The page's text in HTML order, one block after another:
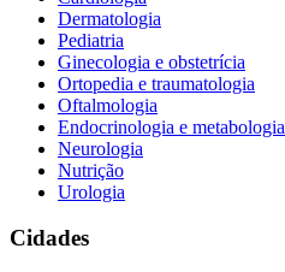
Dermatologia
Pediatria
Ginecologia e obstetrícia
Ortopedia e traumatologia
Oftalmologia
Endocrinologia e metabologia
Neurologia
Nutrição
Urologia
Cidades